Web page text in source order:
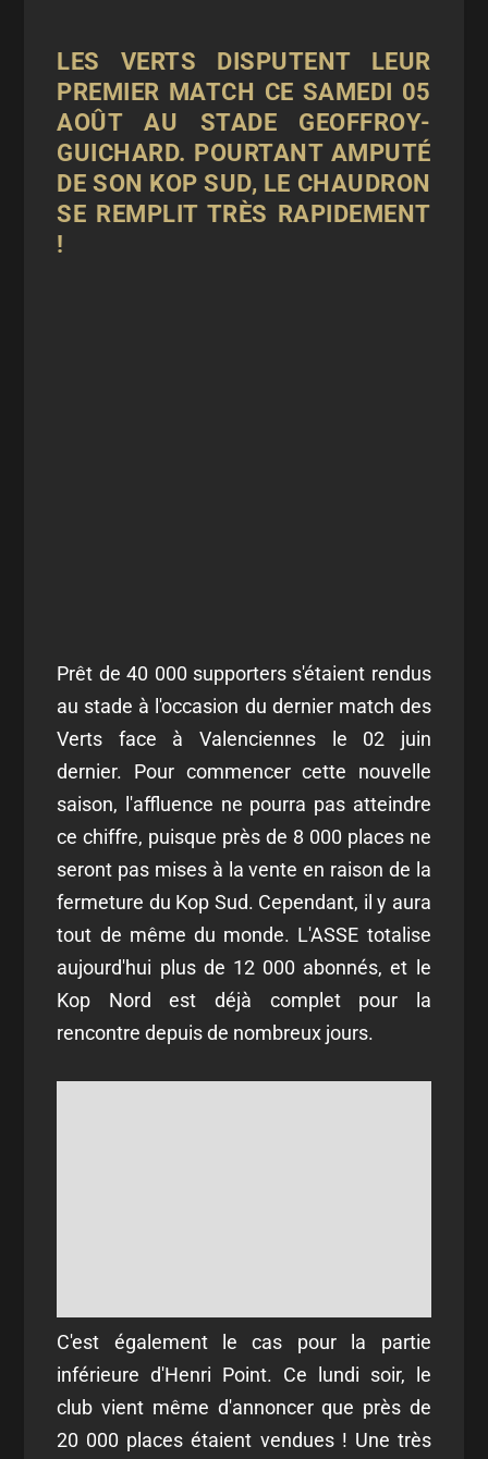
LES VERTS DISPUTENT LEUR
PREMIER MATCH CE SAMEDI 05
AOÛT AU STADE GEOFFROY-
GUICHARD. POURTANT AMPUTÉ
DE SON KOP SUD, LE CHAUDRON
SE REMPLIT TRÈS RAPIDEMENT
!
Prêt de 40 000 supporters s'étaient rendus
au stade à l'occasion du dernier match des
Verts face à Valenciennes le 02 juin
dernier. Pour commencer cette nouvelle
saison, l'affluence ne pourra pas atteindre
ce chiffre, puisque près de 8 000 places ne
seront pas mises à la vente en raison de la
fermeture du Kop Sud. Cependant, il y aura
tout de même du monde. L'ASSE totalise
aujourd'hui plus de 12 000 abonnés, et le
Kop Nord est déjà complet pour la
rencontre depuis de nombreux jours.
C'est également le cas pour la partie
inférieure d'Henri Point. Ce lundi soir, le
club vient même d'annoncer que près de
20 000 places étaient vendues ! Une très